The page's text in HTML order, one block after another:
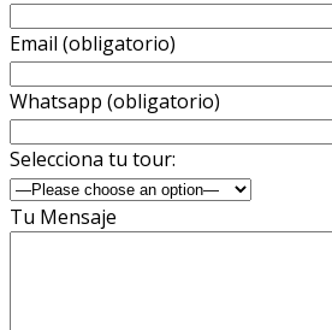
Email (obligatorio)
Whatsapp (obligatorio)
Selecciona tu tour:
Tu Mensaje